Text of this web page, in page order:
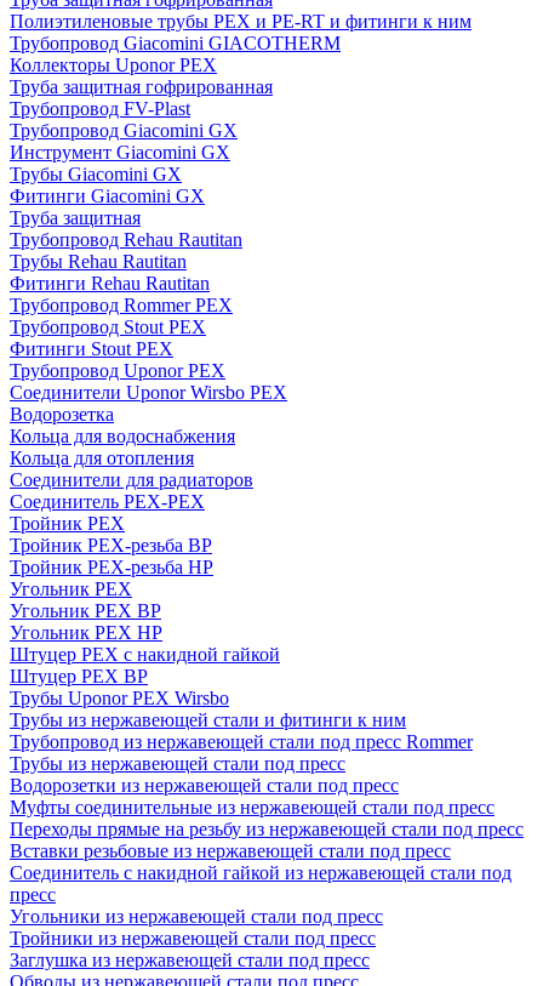
Полиэтиленовые трубы PEX и PE-RT и фитинги к ним
Трубопровод Giacomini GIACOTHERM
Коллекторы Uponor PEX
Труба защитная гофрированная
Трубопровод FV-Plast
Трубопровод Giacomini GX
Инструмент Giacomini GX
Трубы Giacomini GX
Фитинги Giacomini GX
Труба защитная
Трубопровод Rehau Rautitan
Трубы Rehau Rautitan
Фитинги Rehau Rautitan
Трубопровод Rommer PEX
Трубопровод Stout PEX
Фитинги Stout PEX
Трубопровод Uponor PEX
Соединители Uponor Wirsbo PEX
Водорозетка
Кольца для водоснабжения
Кольца для отопления
Соединители для радиаторов
Соединитель PEX-PEX
Тройник PEX
Тройник PEX-резьба ВР
Тройник PEX-резьба НР
Угольник PEX
Угольник PEX ВР
Угольник PEX НР
Штуцер PEX c накидной гайкой
Штуцер PEX ВР
Трубы Uponor PEX Wirsbo
Трубы из нержавеющей стали и фитинги к ним
Трубопровод из нержавеющей стали под пресс Rommer
Трубы из нержавеющей стали под пресс
Водорозетки из нержавеющей стали под пресс
Муфты соединительные из нержавеющей стали под пресс
Переходы прямые на резьбу из нержавеющей стали под пресс
Вставки резьбовые из нержавеющей стали под пресс
Соединитель с накидной гайкой из нержавеющей стали под
пресс
Угольники из нержавеющей стали под пресс
Тройники из нержавеющей стали под пресс
Заглушка из нержавеющей стали под пресс
Обводы из нержавеющей стали под пресс